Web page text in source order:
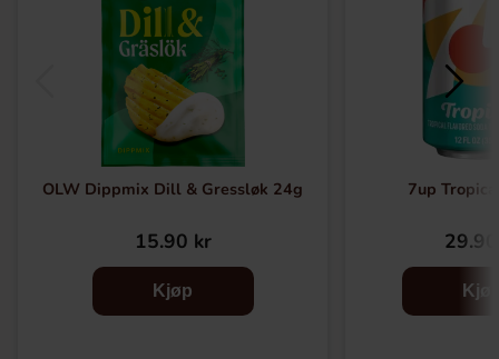
OLW Dippmix Dill & Gressløk 24g
15.90 kr
Kjøp
7up